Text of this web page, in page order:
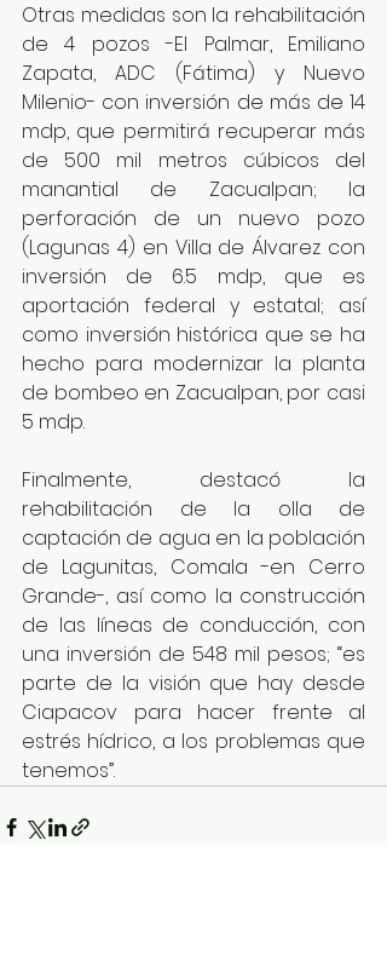
Otras medidas son la rehabilitación
de 4 pozos -El Palmar, Emiliano
Zapata, ADC (Fátima) y Nuevo
Milenio- con inversión de más de 14
mdp, que permitirá recuperar más
de 500 mil metros cúbicos del
manantial de Zacualpan; la
perforación de un nuevo pozo
(Lagunas 4) en Villa de Álvarez con
inversión de 6.5 mdp, que es
aportación federal y estatal; así
como inversión histórica que se ha
hecho para modernizar la planta
de bombeo en Zacualpan, por casi
5 mdp.
Finalmente, destacó la
rehabilitación de la olla de
captación de agua en la población
de Lagunitas, Comala -en Cerro
Grande-, así como la construcción
de las líneas de conducción, con
una inversión de 548 mil pesos; “es
parte de la visión que hay desde
Ciapacov para hacer frente al
estrés hídrico, a los problemas que
tenemos”.